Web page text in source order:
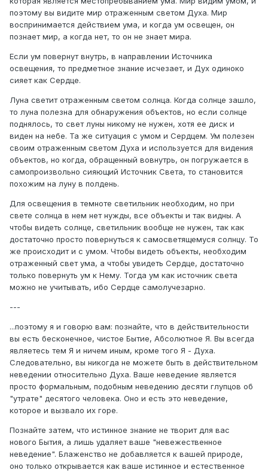
поэтому вы видите мир отраженным светом Духа. Мир
воспринимается действием ума, и когда ум освещен, он
познает мир, а когда нет, то он не знает мира.
Если ум повернут внутрь, в направлении Источника
освещения, то предметное знание исчезает, и Дух одиноко
сияет как Сердце.
Луна светит отраженным светом солнца. Когда солнце зашло,
то луна полезна для обнаружения объектов, но если солнце
поднялось, то свет луны никому не нужен, хотя ее диск и
виден на небе. Та же ситуация с умом и Сердцем. Ум полезен
своим отраженным светом Духа и используется для видения
объектов, но когда, обращенный вовнутрь, он погружается в
самопроизвольно сияющий Источник Света, то становится
похожим на луну в полдень.
Для освещения в темноте светильник необходим, но при
свете солнца в нем нет нужды, все объекты и так видны. А
чтобы видеть солнце, светильник вообще не нужен, так как
достаточно просто повернуться к самосветящемуся солнцу. То
же происходит и с умом. Чтобы видеть объекты, необходим
отраженный свет ума, а чтобы увидеть Сердце, достаточно
только повернуть ум к Нему. Тогда ум как источник света
можно не учитывать, ибо Сердце самолучезарно.
---
...поэтому я и говорю вам: познайте, что в действительности
вы есть бесконечное, чистое Бытие, Абсолютное Я. Вы всегда
являетесь тем Я и ничем иным, кроме того Я - Духа.
Следовательно, вы никогда не можете быть в действительном
неведении относительно Духа. Ваше неведение является
просто формальным, подобным неведению десяти глупцов об
"утрате" десятого человека. Оно и есть это неведение,
которое и вызвало их горе.
Познайте затем, что истинное знание не творит для вас
нового Бытия, а лишь удаляет ваше "невежественное
неведение". Блаженство не добавляется к вашей природе,
оно только открывается как ваше истинное и естественное